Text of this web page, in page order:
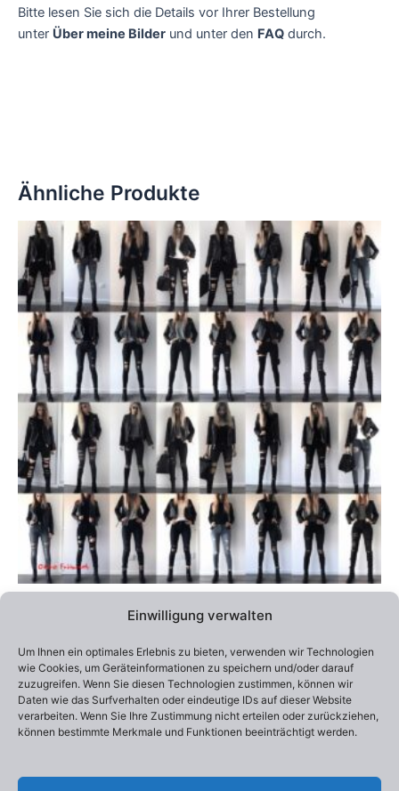
Einwilligung verwalten
Um Ihnen ein optimales Erlebnis zu bieten, verwenden wir Technologien
wie Cookies, um Geräteinformationen zu speichern und/oder darauf
zuzugreifen. Wenn Sie diesen Technologien zustimmen, können wir
Daten wie das Surfverhalten oder eindeutige IDs auf dieser Website
verarbeiten. Wenn Sie Ihre Zustimmung nicht erteilen oder zurückziehen,
können bestimmte Merkmale und Funktionen beeinträchtigt werden.
Bitte lesen Sie sich die Details vor Ihrer Bestellung
unter Über meine Bilder und unter den FAQ durch.
Ähnliche Produkte
Edition 7
Otto Frühwach „Each of us has a very own Style“
890,00€–990,00€
Ausführung wählen
Dieses
Produkt
weist
mehrere
Varianten
auf.
Die
Optionen
können
der
Produktseite
gewählt
werden